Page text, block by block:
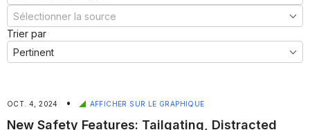
Trier par
OCT. 4, 2024 • AFFICHER SUR LE GRAPHIQUE
New Safety Features: Tailgating, Distracted